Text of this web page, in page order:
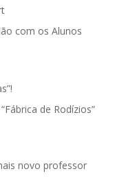
com os Alunos
de Rodízios”
novo professor